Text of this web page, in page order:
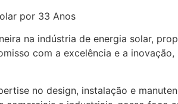
por 33 Anos
na indústria de energia solar,
com a excelência e a
no design, instalação e